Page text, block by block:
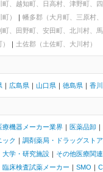
、越知町、日高村、津野町、四
）
幡多郡（大月町、三原村、
、田野町、安田町、北川村、馬
土佐郡（土佐町、大川村）
広島県 山口県 徳島県 香
療機器メーカー業界 医薬品卸
ック
調剤薬局・ドラッグスト
大学・研究施設
その他医療関連
床検査試薬メーカー
SMO